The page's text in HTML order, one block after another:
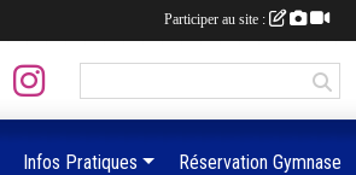
Infos Pratiques Réservation Gymnase
Participer au site :